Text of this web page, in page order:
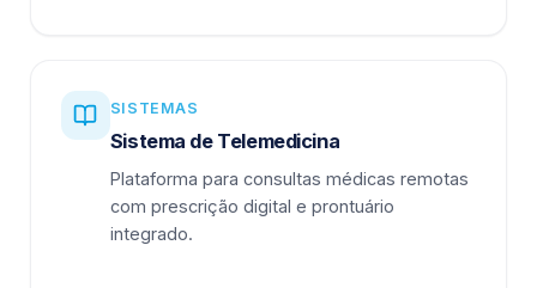
SISTEMAS
Sistema de Telemedicina
Plataforma para consultas médicas remotas
com prescrição digital e prontuário
integrado.